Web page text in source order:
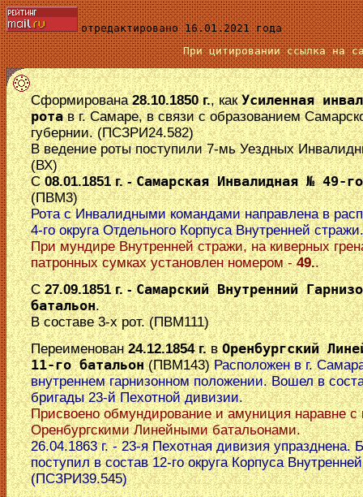
отредактировано 16.01.2021 года
При цитировании ссылка на
Сформирована28.10.1850 г., какУсиленная
ротав г. Самаре, в связи с образованием
губернии. (ПСЗРИ24.582)
В ведение роты поступили 7-мь Уездных
(ВХ)
С08.01.1851 г. -Самарская Инвалидная № 49-
(ПВМ3)
Рота с Инвалидными командами направлена в
4-го округа Отдельного Корпуса Внутренней стражи.
При мундире Внутренней стражи, на киверных
патронных сумках установлен номером -49..
С27.09.1851 г. -Самарский Внутренний
батальон.
В составе 3-х рот. (ПВМ111)
Переименован24.12.1854 г.вОренбургский
11-го батальон(ПВМ143)Расположен в г.
внутреннем гарнизонном положении. Вошел в
бригады 23-й Пехотной дивизии.
Присвоено обмундирование и амуниция наравне с
Оренбургскими Линейными батальонами.
26.04.1863 г. - 23-я Пехотная дивизия упразднена.
поступил в состав 12-го округа Корпуса
(ПСЗРИ39.545)